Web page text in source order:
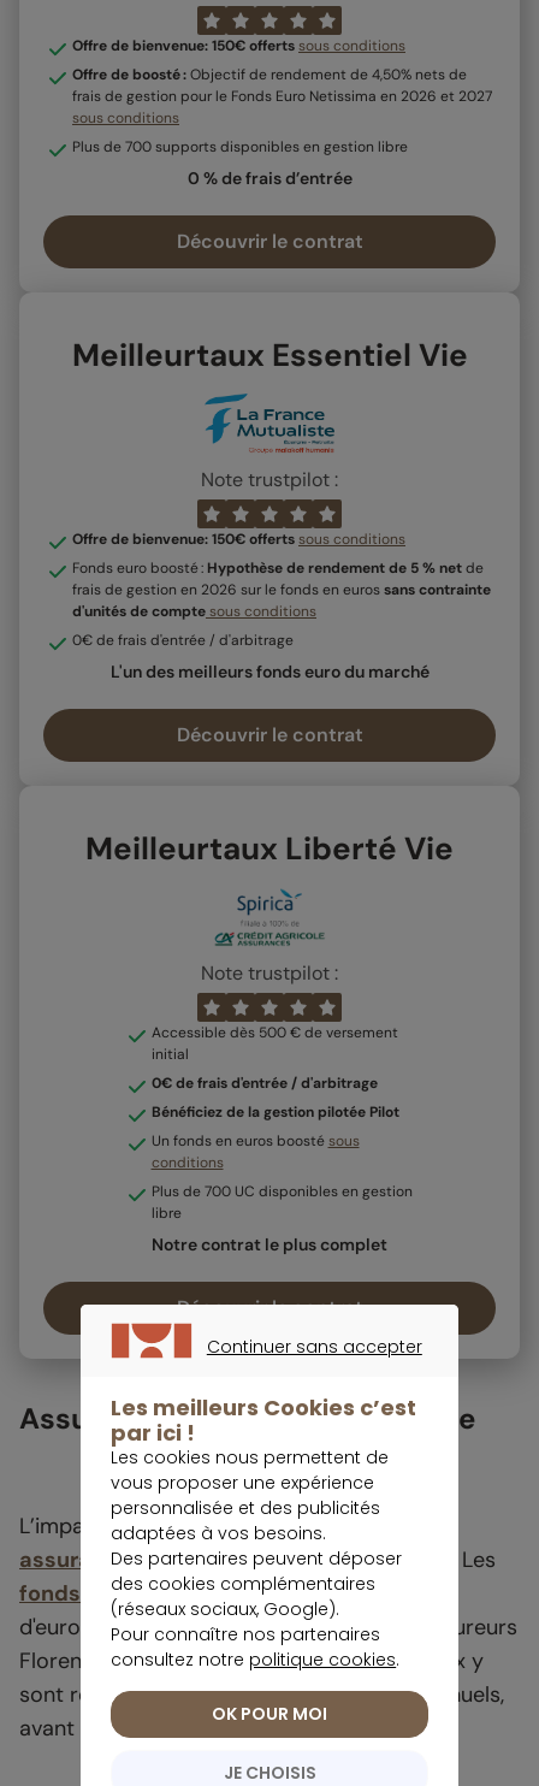
Offre de bienvenue: 150€ offertssous conditions
Offre de boosté :Objectif de rendement de 4,50% nets de
frais de gestion pour le Fonds Euro Netissima en 2026 et 2027
sous conditions
Plus de 700 supports disponibles en gestion libre
0 % de frais d’entrée
Découvrir le contrat
Meilleurtaux Essentiel Vie
Note trustpilot :
Offre de bienvenue: 150€ offertssous conditions
Fonds euro boosté : Hypothèse de rendement de 5 % netde
frais de gestion en 2026 sur le fonds en eurossans contrainte
d'unités de comptesous conditions
0€ de frais d'entrée / d'arbitrage
L'un des meilleurs fonds euro du marché
Découvrir le contrat
Meilleurtaux Liberté Vie
Note trustpilot :
Accessible dès 500 € de versement
initial
0€ de frais d'entrée / d'arbitrage
Bénéficiez de la gestion pilotée Pilot
Un fonds en euros boostésous
conditions
Plus de 700 UC disponibles en gestion
libre
Notre contrat le plus complet
Découvrir le contrat
Assurance vie: un enjeu de taille
L’impact est particulièrement suivi pour l’
assurance vie, placement phare en France. Les
fonds en eurostotalisent « 1 700 milliards
d'euros », selon la présidente de France Assureurs
Florence Lustman. Les prélèvements sociaux y
sont retenus à la source, sur les intérêts annuels,
avant capitalisation.
Continuer sans accepter
Les meilleurs Cookies c’est
par ici !
Les cookies nous permettent de
vous proposer une expérience
personnalisée et des publicités
adaptées à vos besoins.
Des partenaires peuvent déposer
des cookies complémentaires
(réseaux sociaux, Google).
Pour connaître nos partenaires
consultez notre politique cookies.
JE CHOISIS
OK POUR MOI